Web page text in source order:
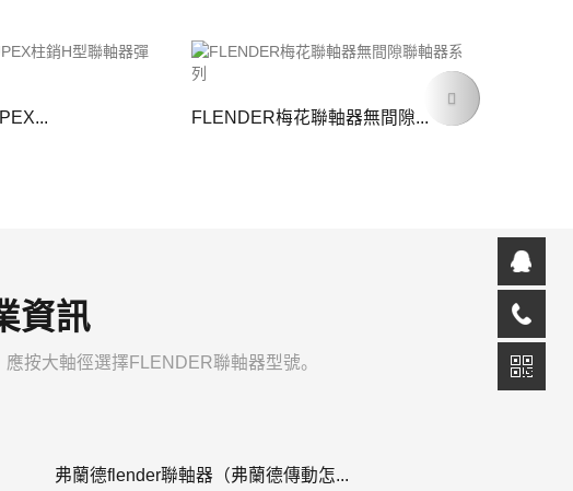
FLENDER梅花聯軸器無間隙...
Next
資訊
按大軸徑選擇FLENDER聯軸器型號。
弗蘭德flender聯軸器（弗蘭德傳動怎...